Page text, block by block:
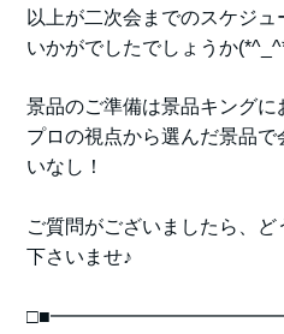
以上が二次会までのスケジュ
いかがでしたでしょうか
景品のご準備は景品キングに
プロの視点から選んだ景品
いなし！
ご質問がございましたら、
下さいませ♪